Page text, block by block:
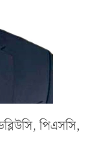
পিএসসি,